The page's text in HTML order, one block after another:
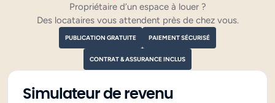
Propriétaire d’un espace à louer ?
Des locataires vous attendent près de chez vous.
PUBLICATION GRATUITE PAIEMENT SÉCURISÉ
CONTRAT & ASSURANCE INCLUS
Simulateur de revenu